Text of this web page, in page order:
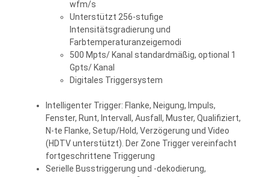
wfm/s
Unterstützt 256-stufige
Intensitätsgradierung und
Farbtemperaturanzeigemodi
500 Mpts/ Kanal standardmäßig, optional 1
Gpts/ Kanal
Digitales Triggersystem
Intelligenter Trigger: Flanke, Neigung, Impuls,
Fenster, Runt, Intervall, Ausfall, Muster, Qualifiziert,
N-te Flanke, Setup/Hold, Verzögerung und Video
(HDTV unterstützt). Der Zone Trigger vereinfacht
fortgeschrittene Triggerung
Serielle Busstriggerung und -dekodierung,